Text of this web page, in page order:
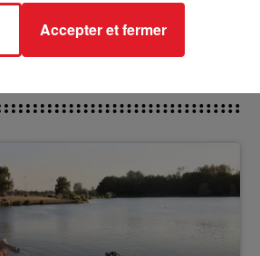
Accepter et fermer